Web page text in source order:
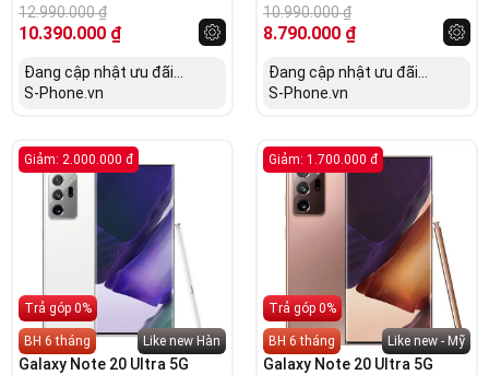
Bản Mỹ
12.990.000₫
10.390.000 ₫
Đang cập nhật ưu đãi...
S-Phone.vn
Bản Mỹ
10.990.000₫
8.790.000 ₫
Đang cập nhật ưu đãi...
S-Phone.vn
Giảm: 2.000.000 đ
Trả góp 0%
BH 6 tháng Like new Hàn
Galaxy Note 20 Ultra 5G
Giảm: 1.700.000 đ
Trả góp 0%
BH 6 tháng Like new - Mỹ
Galaxy Note 20 Ultra 5G